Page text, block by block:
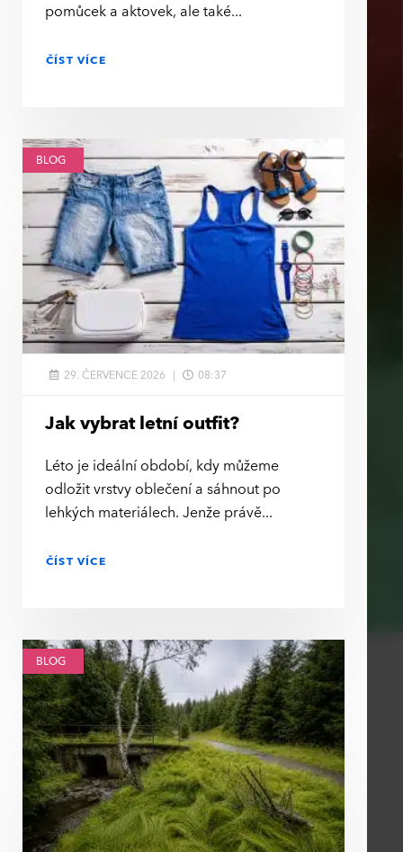
pomůcek a aktovek, ale také
ČÍST VÍCE
BLOG
Jak vybrat letní outfit?
Léto je ideální období, kdy můžeme
odložit vrstvy oblečení a sáhnout po
lehkých materiálech. Jenže právě
ČÍST VÍCE
29. ČERVENCE 2026 08:37
BLOG